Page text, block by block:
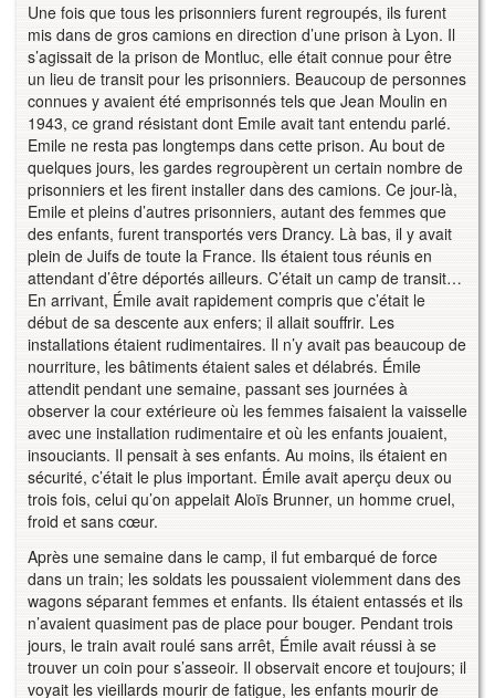
Une fois que tous les prisonniers furent regroupés, ils furent
mis dans de gros camions en direction d’une prison à Lyon. Il
s’agissait de la prison de Montluc, elle était connue pour être
un lieu de transit pour les prisonniers. Beaucoup de personnes
connues y avaient été emprisonnés tels que Jean Moulin en
1943, ce grand résistant dont Emile avait tant entendu parlé.
Emile ne resta pas longtemps dans cette prison. Au bout de
quelques jours, les gardes regroupèrent un certain nombre de
prisonniers et les firent installer dans des camions. Ce jour-là,
Emile et pleins d’autres prisonniers, autant des femmes que
des enfants, furent transportés vers Drancy. Là bas, il y avait
plein de Juifs de toute la France. Ils étaient tous réunis en
attendant d’être déportés ailleurs. C’était un camp de transit…
En arrivant, Émile avait rapidement compris que c’était le
début de sa descente aux enfers; il allait souffrir. Les
installations étaient rudimentaires. Il n’y avait pas beaucoup de
nourriture, les bâtiments étaient sales et délabrés. Émile
attendit pendant une semaine, passant ses journées à
observer la cour extérieure où les femmes faisaient la vaisselle
avec une installation rudimentaire et où les enfants jouaient,
insouciants. Il pensait à ses enfants. Au moins, ils étaient en
sécurité, c’était le plus important. Émile avait aperçu deux ou
trois fois, celui qu’on appelait Aloïs Brunner, un homme cruel,
froid et sans cœur.
Après une semaine dans le camp, il fut embarqué de force
dans un train; les soldats les poussaient violemment dans des
wagons séparant femmes et enfants. Ils étaient entassés et ils
n’avaient quasiment pas de place pour bouger. Pendant trois
jours, le train avait roulé sans arrêt, Émile avait réussi à se
trouver un coin pour s’asseoir. Il observait encore et toujours; il
voyait les vieillards mourir de fatigue, les enfants mourir de